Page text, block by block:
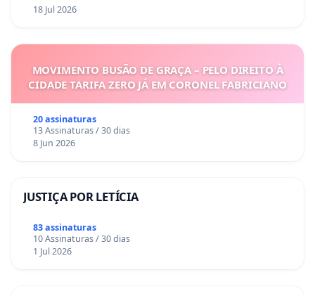
18 Jul 2026
MOVIMENTO BUSÃO DE GRAÇA – PELO DIREITO À
CIDADE TARIFA ZERO JÁ EM CORONEL FABRICIANO
20 assinaturas
13 Assinaturas / 30 dias
8 Jun 2026
JUSTIÇA POR LETÍCIA
83 assinaturas
10 Assinaturas / 30 dias
1 Jul 2026